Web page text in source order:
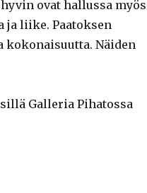
ovat hallussa myös
ja liike. Paatoksen
kokonaisuutta. Näiden
Galleria Pihatossa